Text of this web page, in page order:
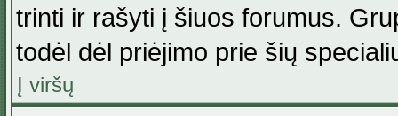
trinti ir rašyti į šiuos forumus.
todėl dėl priėjimo prie šių
Į viršų